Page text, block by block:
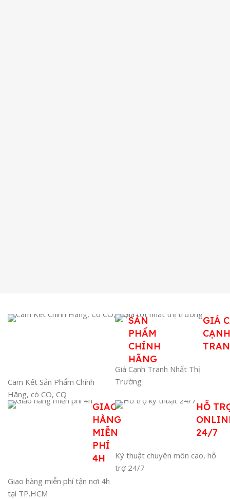
SẢN
PHẨM
CHÍNH
HÃNG
Cam Kết Sản Phẩm Chính
Hãng, có CO, CQ
GIÁ
CẠNH
Giá Cạnh Tranh Nhất Thị
Trường
GIAO
HÀNG
MIỄN
PHÍ
4H
Giao hàng miễn phí tận nơi 4h
tại TP.HCM
HỖ
24/7
Kỹ thuật chuyên môn cao, hỗ
trợ 24/7